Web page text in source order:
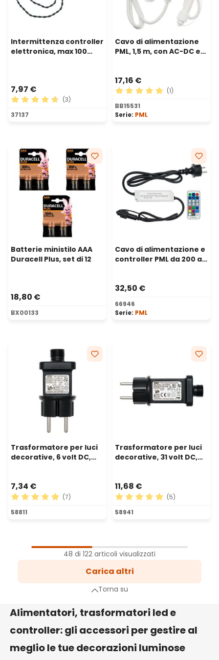
Intermittenza controller
elettronica, max 100
7,97 €
Valutazione media di 4.67 su 5 stelle
(3)
37137
Cavo di alimentazione
PML, 1,5 m, con AC-DC e
17,16 €
Valutazione media di 5 su
(1)
BB15531
Serie: PML
Batterie ministilo AAA
Duracell Plus, set di 12
18,80 €
BX00133
Cavo di alimentazione e
controller PML da 200 a
32,50 €
66946
Serie: PML
Trasformatore per luci
decorative, 6 volt DC,
7,34 €
Valutazione media di 5 su 5 stelle
(7)
58811
Trasformatore per luci
decorative, 31 volt DC,
11,68 €
Valutazione media di 5 su
(5)
58941
48 di 122 articoli visualizzati
Carica altri
Torna su
Alimentatori, trasformatori led e
controller: gli accessori per gestire al
meglio le tue decorazioni luminose